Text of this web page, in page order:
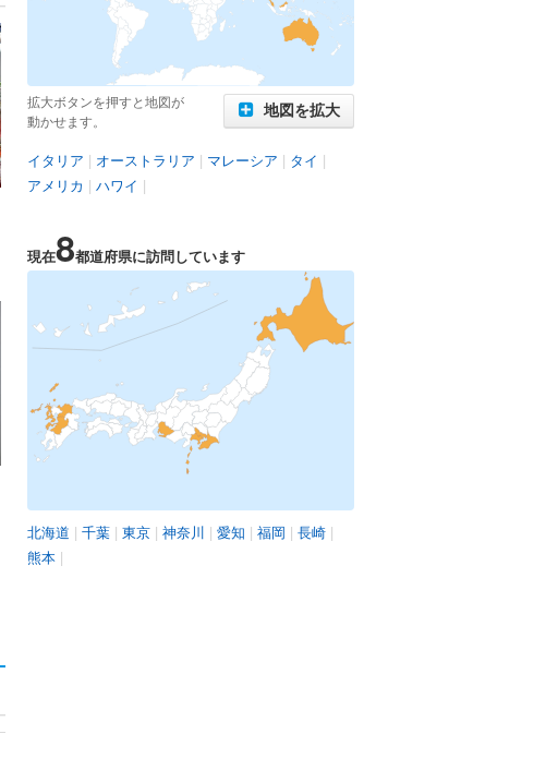
拡大ボタンを押すと地図が
動かせます。
地図を拡大
イタリア | オーストラリア | マレーシア | タイ |
アメリカ | ハワイ |
現在8都道府県に訪問しています
北海道 | 千葉 | 東京 | 神奈川 | 愛知 | 福岡 | 長崎 |
熊本 |